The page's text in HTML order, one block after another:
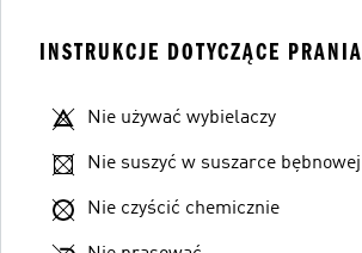
INSTRUKCJE DOTYCZĄCE PRANIA
Nie używać wybielaczy
Nie suszyć w suszarce bębnowej
Nie czyścić chemicznie